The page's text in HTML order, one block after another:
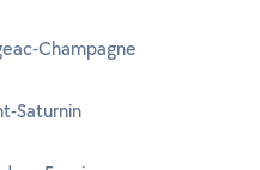
Champagne
Saturnin